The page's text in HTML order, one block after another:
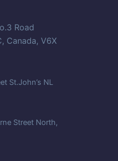
Road
Canada, V6X
St.John’s NL
Street North,